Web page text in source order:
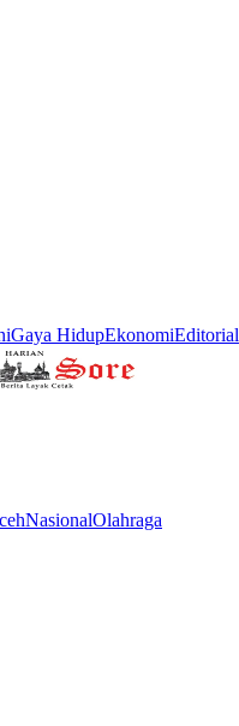
Gaya HidupEkonomiEditorial
NasionalOlahraga